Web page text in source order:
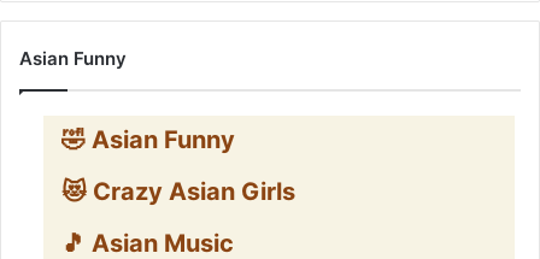
Asian Funny
🤣 Asian Funny
😻 Crazy Asian Girls
🎵 Asian Music